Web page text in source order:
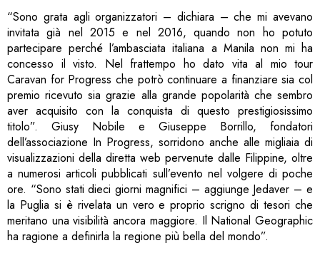
“Sono grata agli organizzatori – dichiara – che mi avevano
invitata già nel 2015 e nel 2016, quando non ho potuto
partecipare perché l’ambasciata italiana a Manila non mi ha
concesso il visto. Nel frattempo ho dato vita al mio tour
Caravan for Progress che potrò continuare a finanziare sia col
premio ricevuto sia grazie alla grande popolarità che sembro
aver acquisito con la conquista di questo prestigiosissimo
titolo”. Giusy Nobile e Giuseppe Borrillo, fondatori
dell’associazione In Progress, sorridono anche alle migliaia di
visualizzazioni della diretta web pervenute dalle Filippine, oltre
a numerosi articoli pubblicati sull’evento nel volgere di poche
ore. “Sono stati dieci giorni magnifici – aggiunge Jedaver – e
la Puglia si è rivelata un vero e proprio scrigno di tesori che
meritano una visibilità ancora maggiore. Il National Geographic
ha ragione a definirla la regione più bella del mondo”.